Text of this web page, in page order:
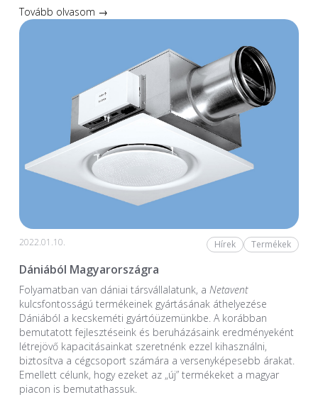
Tovább olvasom →
2022.01.10. Hírek Termékek
Dániából Magyarországra
Folyamatban van dániai társvállalatunk, a Netavent
kulcsfontosságú termékeinek gyártásának áthelyezése
Dániából a kecskeméti gyártóüzemünkbe. A korábban
bemutatott fejlesztéseink és beruházásaink eredményeként
létrejövő kapacitásainkat szeretnénk ezzel kihasználni,
biztosítva a cégcsoport számára a versenyképesebb árakat.
Emellett célunk, hogy ezeket az „új” termékeket a magyar
piacon is bemutathassuk.